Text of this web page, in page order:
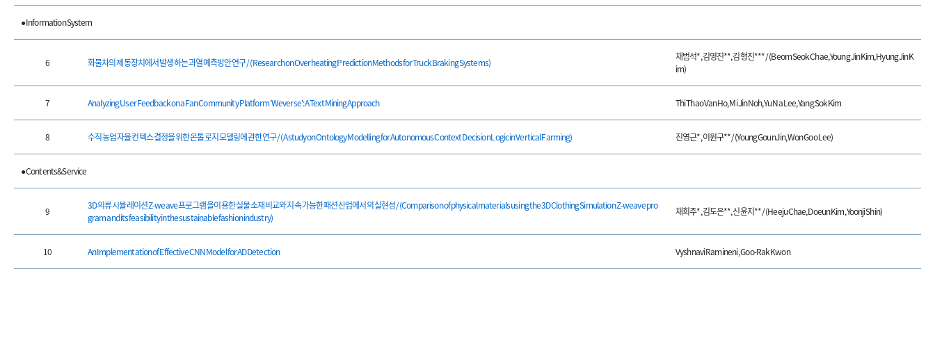
● Information System
6 화물차의 제동장치에서 발생하는 과열 예측방안 연구 / (Research on Overheating Prediction Methods for Truck Braking Systems)
채범석*, 김영진**, 김형진*** / (Beom Seok Chae, Young Jin Kim, Hyung Jin K
im)
7 Analyzing User Feedback on a Fan Community Platform 'Weverse': A Text Mining Approach Thi Thao Van Ho, Mi Jin Noh, Yu Na Lee, Yang Sok Kim
8 수직 농업 자율 컨텍스 결정을 위한 온톨로지 모델링에 관한 연구 / (A study on Ontology Modelling for Autonomous Context Decision Logic in Vertical Farming) 진영근*, 이원구** / (Young Goun Jin, Won Goo Lee)
● Contents&Service
9
3D 의류 시뮬레이션 Z-weave 프로그램을 이용한 실물 소재 비교와 지속 가능한 패션 산업에서의 실현성 / (Comparison of physical materials using the 3D Clothing Simulation Z-weave pro
gram and its feasibility in the sustainable fashion industry)
채희주*, 김도은**, 신윤지** / (Heeju Chae, Doeun Kim, Yoonji Shin)
10 An Implementation of Effective CNN Model for AD Detection Vyshnavi Ramineni , Goo-Rak Kwon